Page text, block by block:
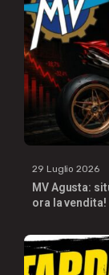
29 Luglio 2026
MV Agusta:
ora la vendita!